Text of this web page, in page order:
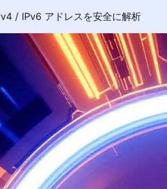
/ IPv6 アドレスを安全に解析